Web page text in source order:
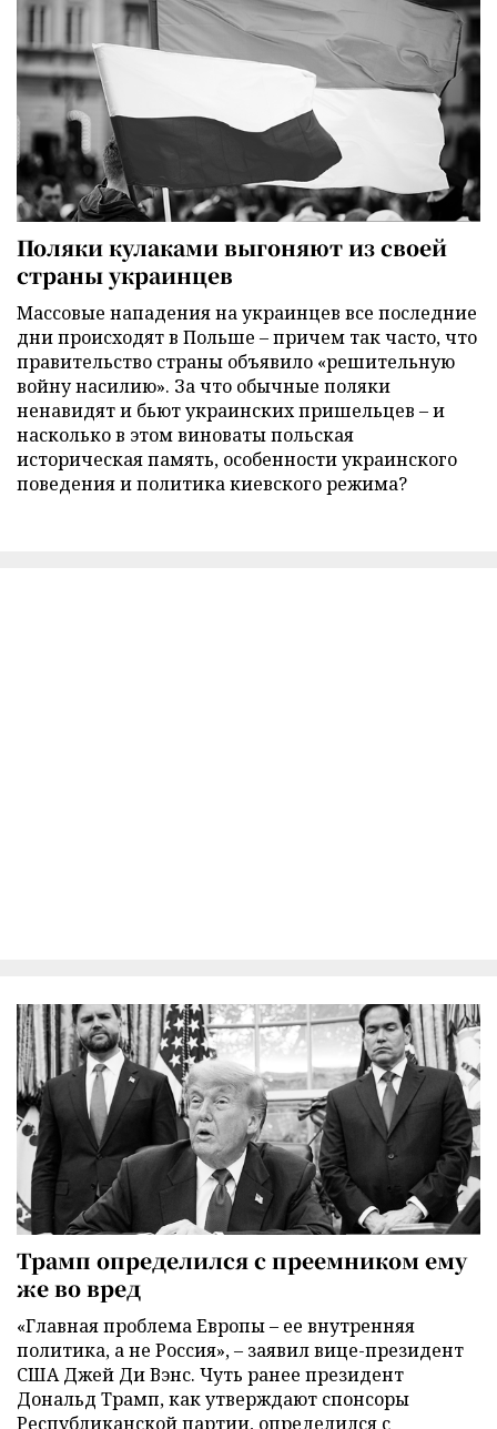
Поляки кулаками выгоняют из своей
страны украинцев
Массовые нападения на украинцев все последние
дни происходят в Польше – причем так часто, что
правительство страны объявило «решительную
войну насилию». За что обычные поляки
ненавидят и бьют украинских пришельцев – и
насколько в этом виноваты польская
историческая память, особенности украинского
поведения и политика киевского режима?
Трамп определился с преемником ему
же во вред
«Главная проблема Европы – ее внутренняя
политика, а не Россия», – заявил вице-президент
США Джей Ди Вэнс. Чуть ранее президент
Дональд Трамп, как утверждают спонсоры
Республиканской партии, определился с